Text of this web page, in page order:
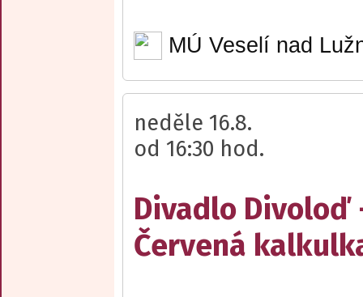
MÚ Veselí nad
neděle 16.8.
od 16:30 hod.
Divadlo Divoloď
Červená